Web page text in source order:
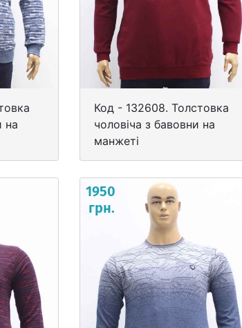
на
Код - 132608. Толстовка
чоловіча з бавовни на
манжеті
1950
грн.